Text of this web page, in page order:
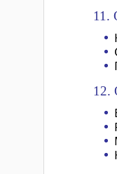
11.
12.